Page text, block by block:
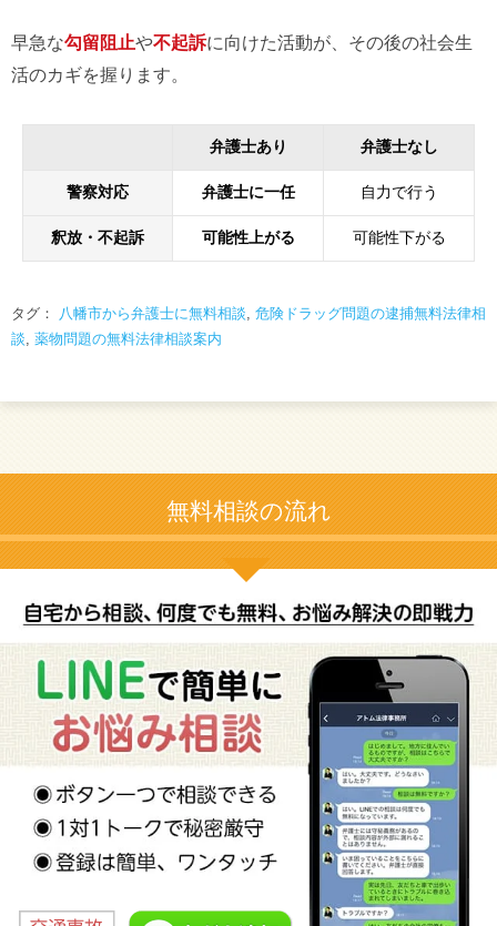
早急な勾留阻止や不起訴に向けた活動が、その後の社会生
活のカギを握ります。
弁護士あり 弁護士なし
警察対応 弁護士に一任 自力で行う
釈放・不起訴 可能性上がる 可能性下がる
タグ： 八幡市から弁護士に無料相談, 危険ドラッグ問題の逮捕無料法律相
談, 薬物問題の無料法律相談案内
無料相談の流れ